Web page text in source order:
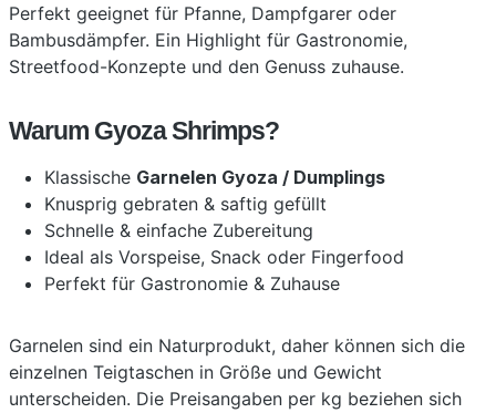
Perfekt geeignet für Pfanne, Dampfgarer oder
Bambusdämpfer. Ein Highlight für Gastronomie,
Streetfood-Konzepte und den Genuss zuhause.
Warum Gyoza Shrimps?
Klassische Garnelen Gyoza / Dumplings
Knusprig gebraten & saftig gefüllt
Schnelle & einfache Zubereitung
Ideal als Vorspeise, Snack oder Fingerfood
Perfekt für Gastronomie & Zuhause
Garnelen sind ein Naturprodukt, daher können sich die
einzelnen Teigtaschen in Größe und Gewicht
unterscheiden. Die Preisangaben per kg beziehen sich